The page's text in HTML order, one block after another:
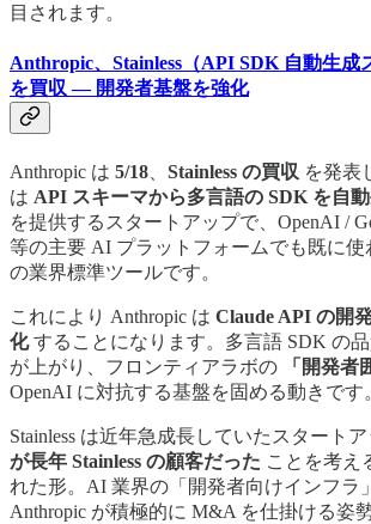
目されます。
Anthropic、Stainless（API SDK 自動生成
を買収 — 開発者基盤を強化
Anthropic は 5/18 Stainless の買収 を発表
は API スキーマから多言語の SDK を自
を提供するスタートアップで、OpenAI /
等の主要 AI プラットフォームでも既に使
の業界標準ツールです。
これにより Anthropic は Claude API の開
化することになります。多言語 SDK の
が上がり、フロンティアラボの
「開発者
OpenAI に対抗する基盤を固める動きです
Stainless は近年急成長していたスタートア
が長年 Stainless の顧客だった ことを考え
れた形。AI 業界の「開発者向けインフラ
Anthropic が積極的に M&A を仕掛ける姿